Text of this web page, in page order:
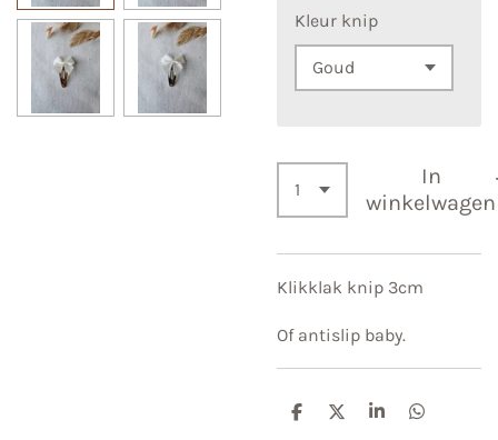
Kleur knip
In
winkelwagen
Klikklak knip 3cm
Of antislip baby.
D
D
S
D